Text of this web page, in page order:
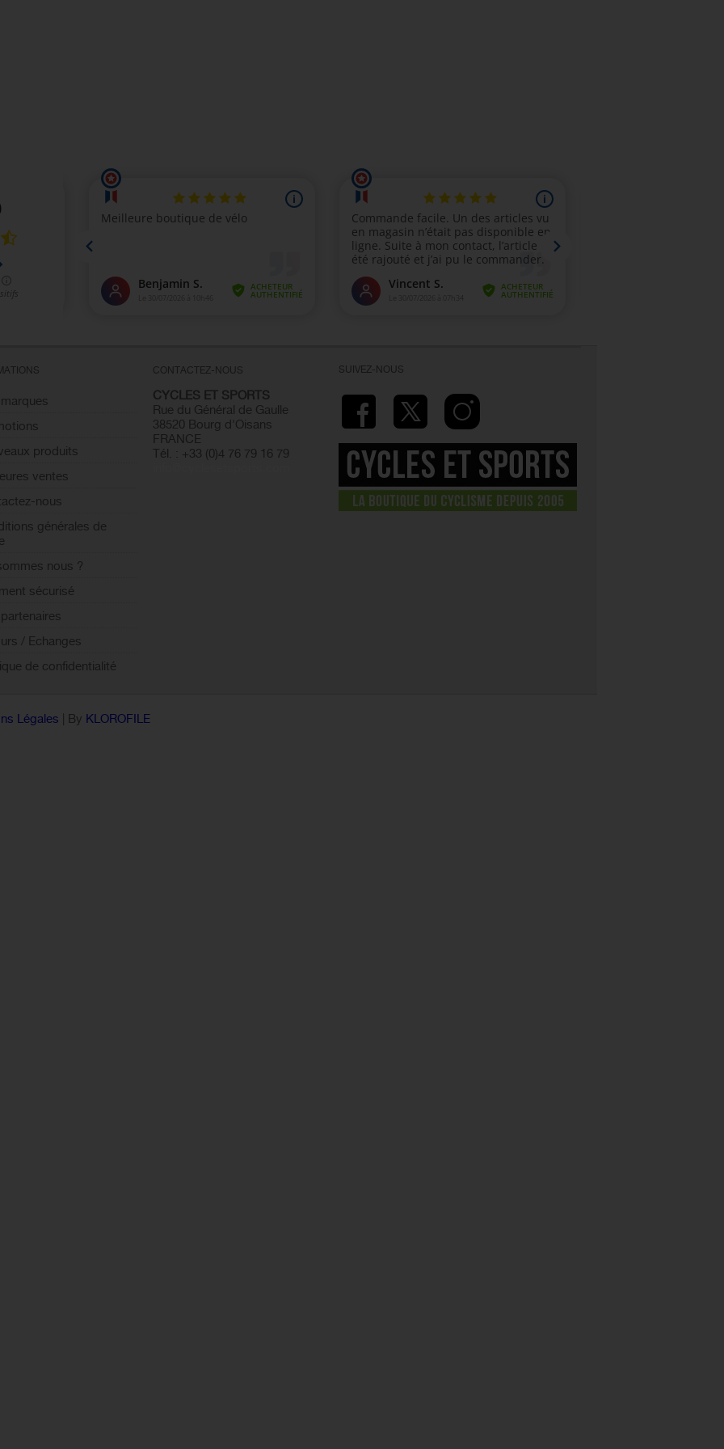
produits
ventes
nous
générales de
nous ?
sécurisé
/ Echanges
de confidentialité
CONTACTEZ-NOUS
CYCLES ET SPORTS
Rue du Général de Gaulle
38520 Bourg d'Oisans
FRANCE
Tél. : +33 (0)4 76 79 16 79
SUIVEZ-NOUS
Légales | By KLOROFILE